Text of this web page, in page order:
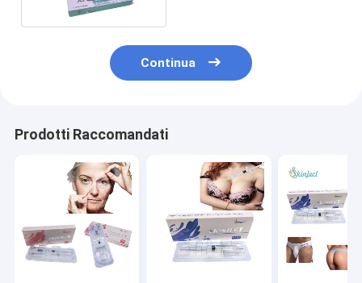
Continua
Prodotti Raccomandati